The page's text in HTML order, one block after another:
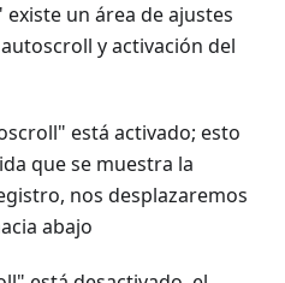
un área de ajustes
y activación del
está activado; esto
que se muestra la
nos desplazaremos
abajo